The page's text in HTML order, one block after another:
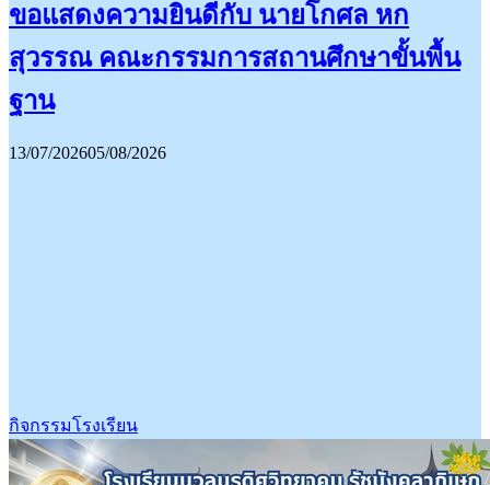
ขอแสดงความยินดีกับ นายโกศล หก
สุวรรณ คณะกรรมการสถานศึกษาขั้นพื้น
ฐาน
13/07/202605/08/2026
กิจกรรมโรงเรียน